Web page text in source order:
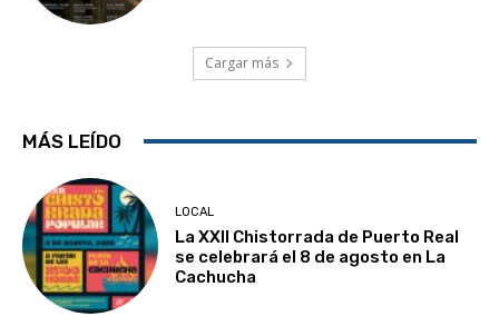
Cargar más
MÁS LEÍDO
LOCAL
La XXII Chistorrada de Puerto Real
se celebrará el 8 de agosto en La
Cachucha